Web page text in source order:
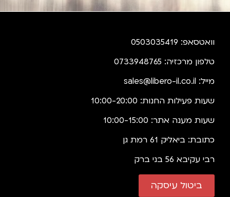
וואטסאפ: 0503035419
טלפון מרכזיה: 0733948765
מייל: sales@libero-il.co.il
שעות פעילות החנות: 10:00-20:00
שעות מענה אתר: 10:00-15:00
כתובת: ביאליק 61 רמת גן
רבי עקיבא 56 בני ברק
ביטול עיסקה